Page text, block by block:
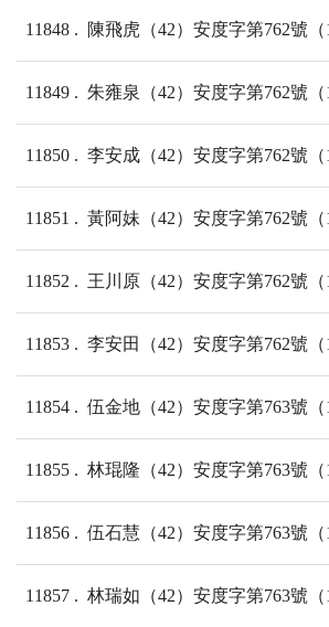
11848 陳飛虎（42）安度字第762號（
11849 朱雍泉（42）安度字第762號（
11850 李安成（42）安度字第762號（
11851 黃阿妹（42）安度字第762號（
11852 王川原（42）安度字第762號（
11853 李安田（42）安度字第762號（
11854 伍金地（42）安度字第763號（
11855 林琨隆（42）安度字第763號（
11856 伍石慧（42）安度字第763號（
11857 林瑞如（42）安度字第763號（